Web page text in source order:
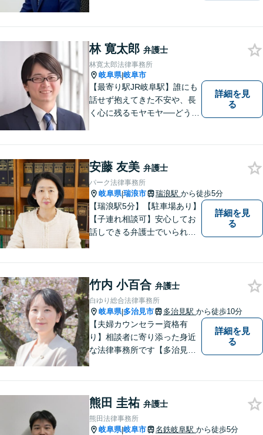
お気軽にご相談下さい。
林 寛太郎 弁護士
林寛太郎法律事務所
岐阜県|岐阜市
【最寄り駅JR岐阜駅】誰にも
話せず抱えてきた不安や、長
く心に残るモヤモヤ──どうぞ
一緒に見つけていきます。
【丁寧なヒアリング】【地域
密着型の法律事務所】
詳細を見
る
安藤 友美 弁護士
パーク法律事務所
岐阜県|瑞浪市 瑞浪駅 から徒歩5分
【瑞浪駅5分】【駐車場あり】
【子連れ相談可】安心してお
話しできる弁護士でいられる
ます。より良い解決ができる
ようサポートしたいと考えて
おります。
詳細を見
る
竹内 小百合 弁護士
白ゆり総合法律事務所
岐阜県|多治見市 多治見駅 から徒歩10分
【夫婦カウンセラー資格有
り】相談者に寄り添った身近
な法律事務所です【多治見駅
市など東濃地方を中心エリア
として活動している法律事務
所です。
詳細を見
る
熊田 圭祐 弁護士
熊田法律事務所
岐阜県|岐阜市 名鉄岐阜駅 から徒歩5分